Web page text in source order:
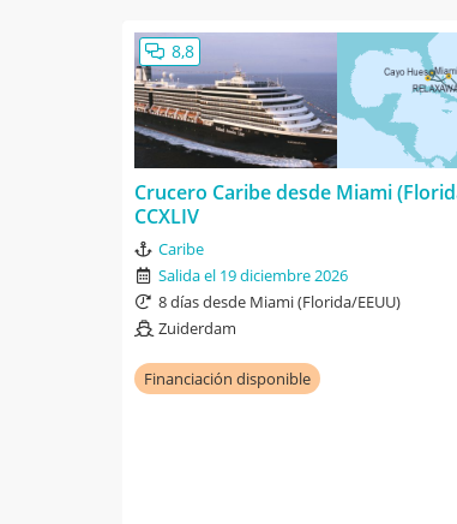
8,8
Crucero Caribe desde Miami
CCXLIV
Caribe
Salida el 19 diciembre 2026
8 días desde Miami (Florida/EEUU)
Zuiderdam
Financiación disponible